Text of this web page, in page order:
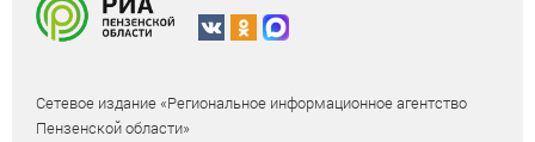
Сетевое издание «Региональное информационное агентство
Пензенской области»